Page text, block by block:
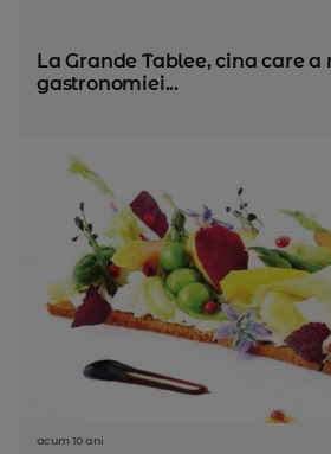
La Grande Tablee, cina care
gastronomiei...
acum 10 ani